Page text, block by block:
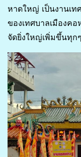
หาดใหญ่ เป็นงานเท
ของเทศบาลเมืองค
จัดยิ่งใหญ่เพิ่มขึ้นทุก